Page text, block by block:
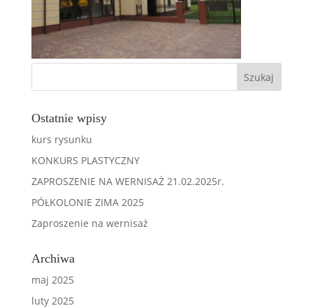
Ostatnie wpisy
kurs rysunku
KONKURS PLASTYCZNY
ZAPROSZENIE NA WERNISAŻ 21.02.2025r.
PÓŁKOLONIE ZIMA 2025
Zaproszenie na wernisaż
Archiwa
maj 2025
luty 2025